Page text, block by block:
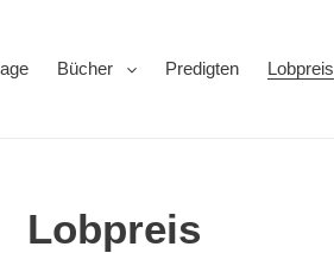
Bücher Predigten Lobpreis
K
Lobpreis